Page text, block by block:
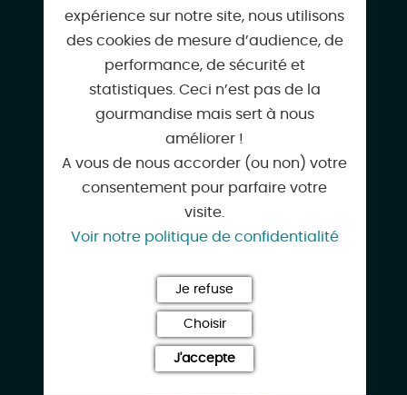
CONTACT & LOCALISATION
Chambres d'hôtes Bagatelle
14 Rue de Bagatelle
45510 VANNES-SUR-COSSON
02 38 57 24 70
06 32 38 22 26
expérience sur notre site, nous utilisons
des cookies de mesure d’audience, de
performance, de sécurité et
statistiques. Ceci n’est pas de la
gourmandise mais sert à nous
améliorer !
A vous de nous accorder (ou non) votre
consentement pour parfaire votre
visite.
Voir notre politique de confidentialité
Je refuse
Choisir
J'accepte